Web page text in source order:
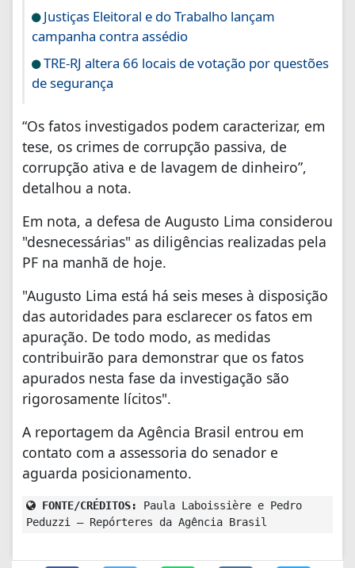
Justiças Eleitoral e do Trabalho lançam
campanha contra assédio
TRE-RJ altera 66 locais de votação por questões
de segurança
“Os fatos investigados podem caracterizar, em
tese, os crimes de corrupção passiva, de
corrupção ativa e de lavagem de dinheiro”,
detalhou a nota.
Em nota, a defesa de Augusto Lima considerou
"desnecessárias" as diligências realizadas pela
PF na manhã de hoje.
"Augusto Lima está há seis meses à disposição
das autoridades para esclarecer os fatos em
apuração. De todo modo, as medidas
contribuirão para demonstrar que os fatos
apurados nesta fase da investigação são
rigorosamente lícitos".
A reportagem da Agência Brasil entrou em
contato com a assessoria do senador e
aguarda posicionamento.
FONTE/CRÉDITOS:
Paula Laboissière e Pedro
Peduzzi – Repórteres da Agência Brasil